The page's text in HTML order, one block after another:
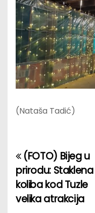
(Nataša Tadić)
P
o
s
(FOTO) Bijeg u
prirodu: Staklena
koliba kod Tuzle
velika atrakcija